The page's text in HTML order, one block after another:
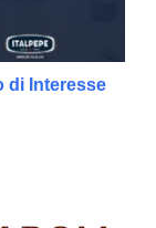
di Interesse